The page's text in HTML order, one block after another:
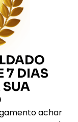
7 DIAS
SUA
achar